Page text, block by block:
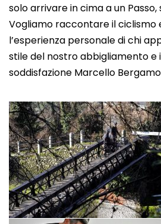
solo arrivare in cima a un
Vogliamo raccontare il
l’esperienza personale di chi
stile del nostro abbigliamento e
soddisfazione Marcello